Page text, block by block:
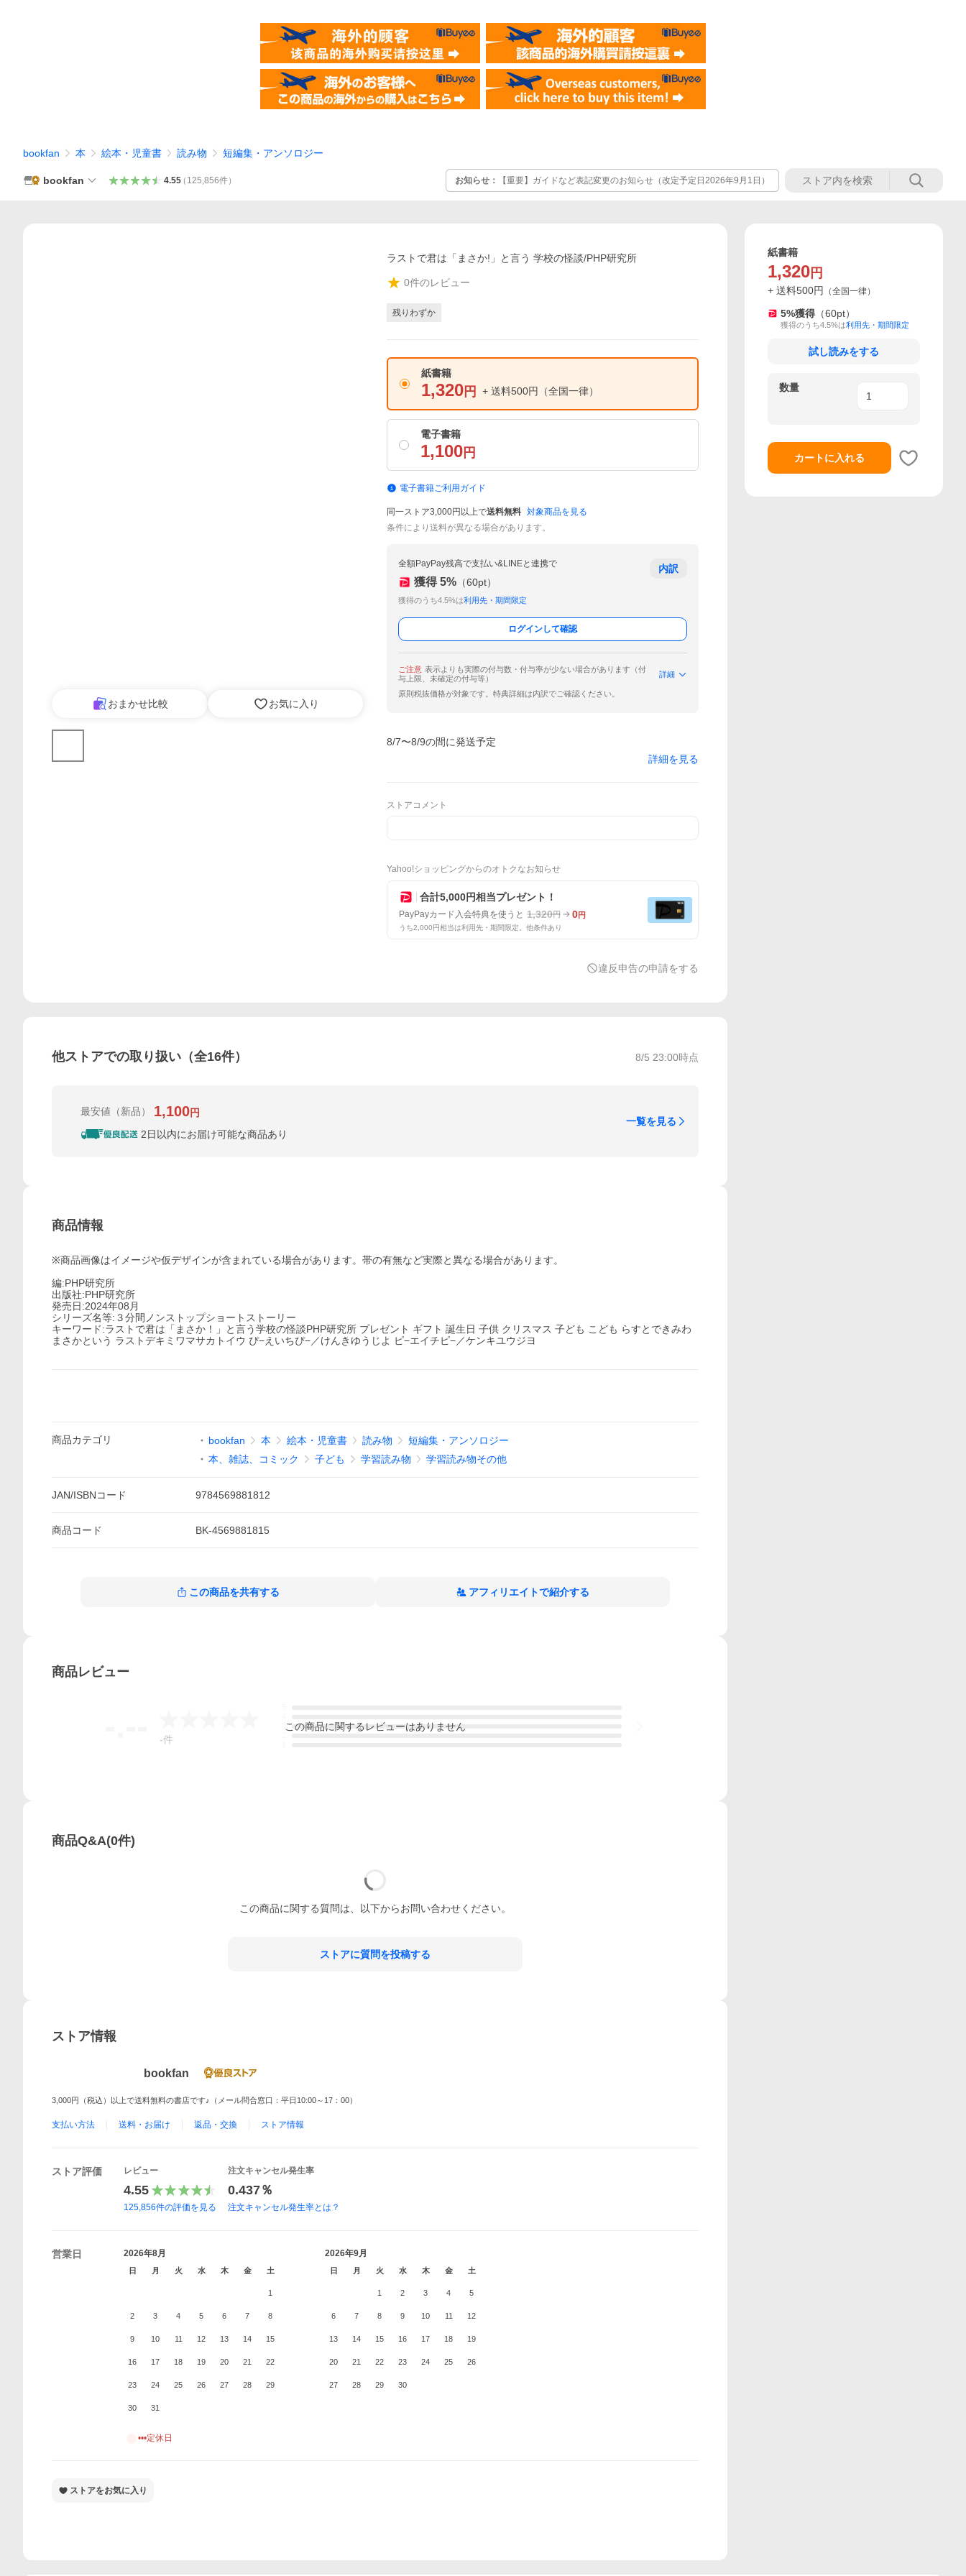
bookfan 本 絵本・児童書 読み物 短編集・アンソロジー
bookfan 4.55（ 125,856件） お知らせ： 【重要】ガイドなど表記変更のお知らせ（改定予定日2026年9月1日）
おまかせ比較 お気に入り
ラストで君は「まさか!」と言う 学校の怪談/PHP研究所
0件のレビュー
残りわずか
紙書籍
1,320 円 + 送料500円 （全国一律）
電子書籍
1,100 円
電子書籍ご利用ガイド
同一ストア3,000円以上で送料無料 対象商品を見る
条件により送料が異なる場合があります。
全額PayPay残高で支払い&LINEと連携で
獲得 5% （60pt）
獲得のうち4.5%は利用先・期間限定
内訳
ログインして確認
ご注意 表示よりも実際の付与数・付与率が少ない場合があります（付
与上限、未確定の付与等）
詳細
原則税抜価格が対象です。特典詳細は内訳でご確認ください。
8/7〜8/9の間に発送予定
詳細を見る
ストアコメント
Yahoo!ショッピングからのオトクなお知らせ
合計5,000円相当プレゼント！
PayPayカード入会特典を使うと 1,320円 0円
うち2,000円相当は利用先・期間限定。他条件あり
違反申告の申請をする
他ストアでの取り扱い（全16件） 8/5 23:00時点
最安値 （新品） 1,100円
2日以内にお届け可能な商品あり
一覧を見る
商品情報
※商品画像はイメージや仮デザインが含まれている場合があります。帯の有無など実際と異なる場合があります。
編:PHP研究所
出版社:PHP研究所
発売日:2024年08月
シリーズ名等:３分間ノンストップショートストーリー
キーワード:ラストで君は「まさか！」と言う学校の怪談PHP研究所 プレゼント ギフト 誕生日 子供 クリスマス 子ども こども らすとできみわ
まさかという ラストデキミワマサカトイウ ぴ−えいちぴ−／けんきゆうじよ ピ−エイチピ−／ケンキユウジヨ
商品カテゴリ bookfan 本 絵本・児童書 読み物
短編集・アンソロジー
本、雑誌、コミック
子ども 学習読み物 学習読み物その他
JAN/ISBNコード 9784569881812
商品コード BK-4569881815
この商品を共有する アフィリエイトで紹介する
商品レビュー
-件
この商品に関するレビューはありません
商品Q&A(0件)
この商品に関する質問は、以下からお問い合わせください。
ストアに質問を投稿する
ストア情報
bookfan
3,000円（税込）以上で送料無料の書店です♪（メール問合窓口：平日10:00～17：00）
支払い方法 送料・お届け 返品・交換 ストア情報
ストア評価 レビュー
4.55
125,856件の評価を見る
注文キャンセル発生率
0.437％
注文キャンセル発生率とは？
営業日 2026年8月
日 月 火 水 木 金 土
1
2 3 4 5 6 7 8
9 10 11 12 13 14 15
16 17 18 19 20 21 22
23 24 25 26 27 28 29
30 31
2026年9月
日 月 火 水 木 金 土
1 2 3 4 5
6 7 8 9 10 11 12
13 14 15 16 17 18 19
20 21 22 23 24 25 26
27 28 29 30
•••定休日
ストアをお気に入り
紙書籍
1,320 円
+ 送料500円 （全国一律）
5%獲得 （60pt）
獲得のうち4.5%は利用先・期間限定
試し読みをする
数量
カートに入れる